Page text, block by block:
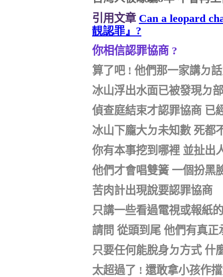
引用文章 Can a leopard
靚認罪』?
你相信認罪協商 ?
算了吧! 他們那一家講ㄉ
冰山浮出水面已被發現ㄉ
偵查庭結束才認罪協商 已
冰山下龐大ㄉ未知數 死都
你有本事挖到哪裡 並扯出
他們才會唱雙簧 一個扮黑
苦肉計出現說要認罪協商
只講一些看過電視或報紙
請問 從頭到尾 他們有真正
只要任何能脫身ㄉ方式 什
太超過了 ! 還敢拿小孩作